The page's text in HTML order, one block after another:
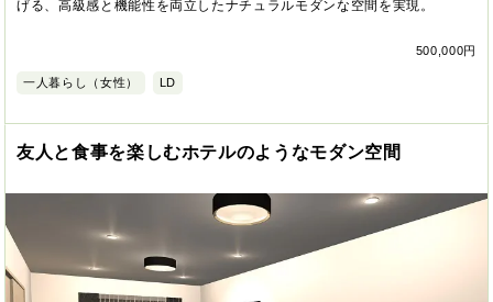
げる、高級感と機能性を両立したナチュラルモダンな空間を実現。
500,000円
一人暮らし（女性） LD
友人と食事を楽しむホテルのようなモダン空間